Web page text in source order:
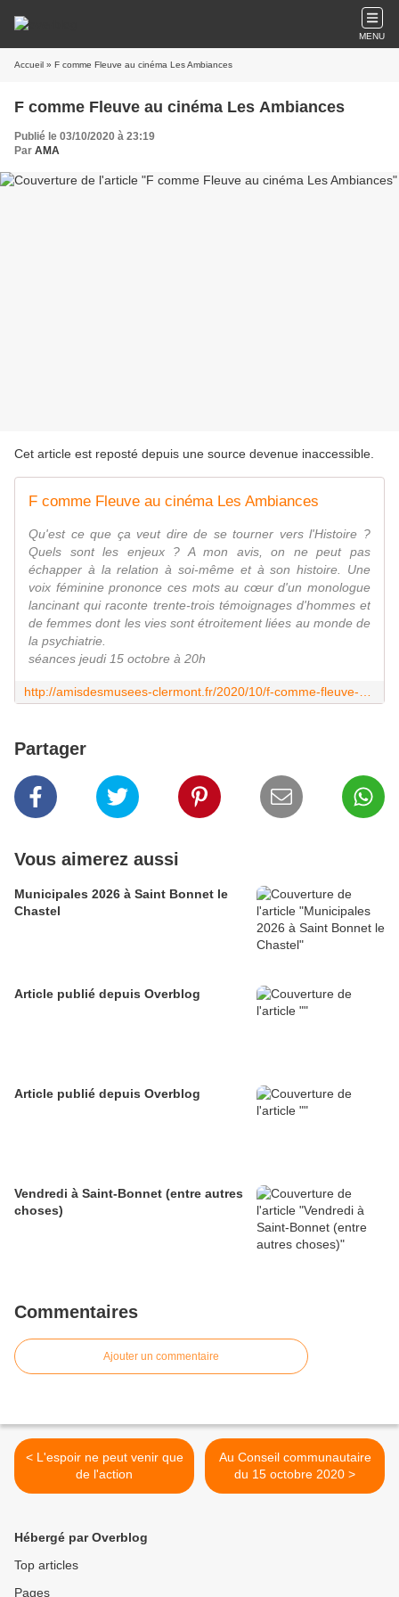
MENU
Accueil » F comme Fleuve au cinéma Les Ambiances
F comme Fleuve au cinéma Les Ambiances
Publié le 03/10/2020 à 23:19
Par AMA
Cet article est reposté depuis une source devenue inaccessible.
F comme Fleuve au cinéma Les Ambiances
Qu'est ce que ça veut dire de se tourner vers l'Histoire ?
Quels sont les enjeux ? A mon avis, on ne peut pas
échapper à la relation à soi-même et à son histoire. Une
voix féminine prononce ces mots au cœur d'un monologue
lancinant qui raconte trente-trois témoignages d'hommes et
de femmes dont les vies sont étroitement liées au monde de
la psychiatrie.
séances jeudi 15 octobre à 20h
Partager
Vous aimerez aussi
Municipales 2026 à Saint Bonnet le
Chastel
Article publié depuis Overblog
Article publié depuis Overblog
Vendredi à Saint-Bonnet (entre autres
choses)
Commentaires
Ajouter un commentaire
< L'espoir ne peut venir que
de l'action
Au Conseil communautaire
du 15 octobre 2020 >
Hébergé par Overblog
Top articles
Pages